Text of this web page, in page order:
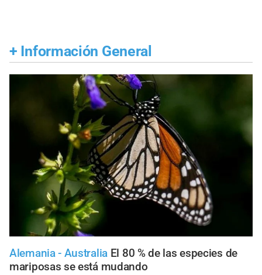
+ Información General
Alemania - Australia El 80 % de las especies de
mariposas se está mudando